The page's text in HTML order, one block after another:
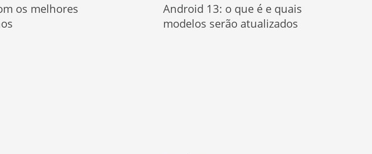
os melhores
Android 13: o que é e quais
modelos serão atualizados